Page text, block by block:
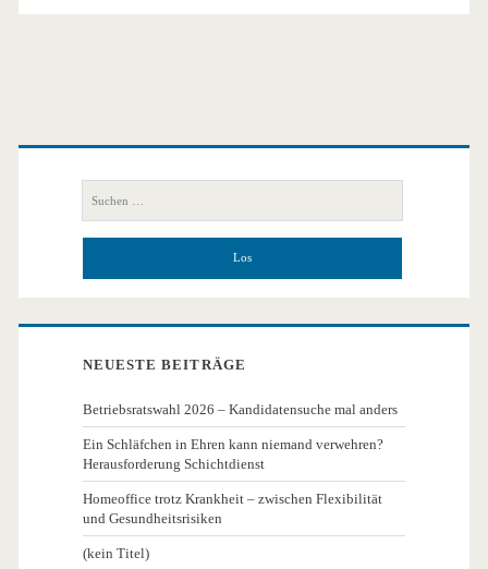
Primäre
Seitenleiste
nach:
NEUESTE BEITRÄGE
Betriebsratswahl 2026 – Kandidatensuche mal anders
Ein Schläfchen in Ehren kann niemand verwehren?
Herausforderung Schichtdienst
Homeoffice trotz Krankheit – zwischen Flexibilität
und Gesundheitsrisiken
(kein Titel)